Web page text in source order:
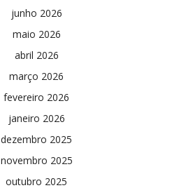
junho 2026
maio 2026
abril 2026
março 2026
fevereiro 2026
janeiro 2026
dezembro 2025
novembro 2025
outubro 2025